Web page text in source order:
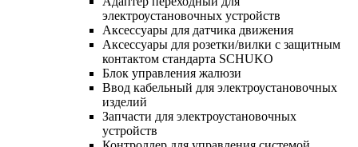
электроустановочных устройств
Аксессуары для датчика движения
Аксессуары для розетки/вилки с защитным
контактом стандарта SCHUKO
Блок управления жалюзи
Ввод кабельный для электроустановочных
изделий
Запчасти для электроустановочных
устройств